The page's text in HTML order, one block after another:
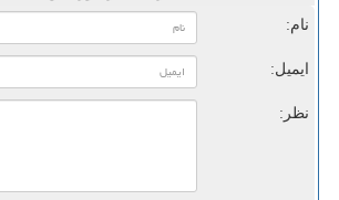
نام:
ایمیل:
نظر: